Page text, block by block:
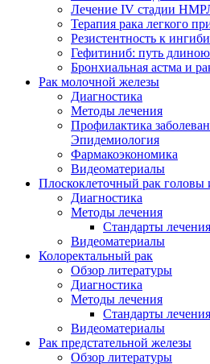
Лечение IV стадии
Терапия рака легкого
Резистентность к
Гефитиниб: путь длиною
Бронхиальная астма и
Рак молочной железы
Диагностика
Методы лечения
Профилактика
Эпидемиология
Фармакоэкономика
Видеоматериалы
Плоскоклеточный рак головы
Диагностика
Методы лечения
Стандарты лечения
Видеоматериалы
Колоректальный рак
Обзор литературы
Диагностика
Методы лечения
Стандарты лечения
Видеоматериалы
Рак предстательной железы
Обзор литературы